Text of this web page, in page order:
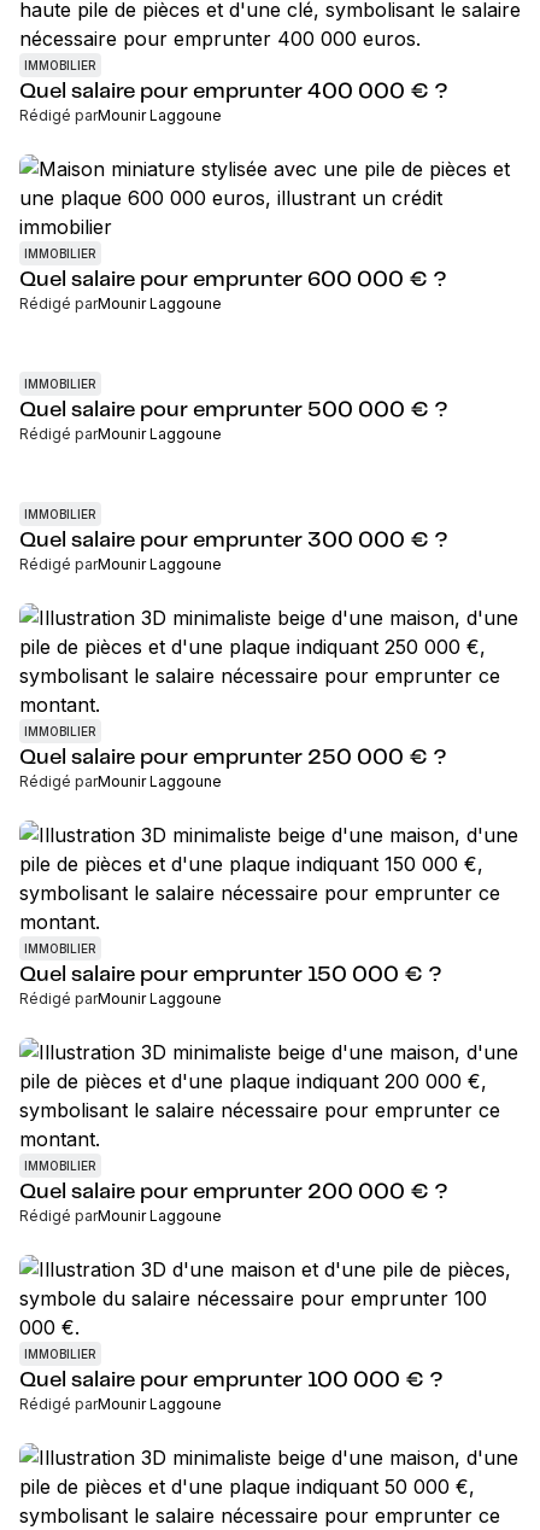
IMMOBILIER
Quel salaire pour emprunter 400 000 € ?
Rédigé parMounir Laggoune
IMMOBILIER
Quel salaire pour emprunter 600 000 € ?
Rédigé parMounir Laggoune
IMMOBILIER
Quel salaire pour emprunter 500 000 € ?
Rédigé parMounir Laggoune
IMMOBILIER
Quel salaire pour emprunter 300 000 € ?
Rédigé parMounir Laggoune
IMMOBILIER
Quel salaire pour emprunter 250 000 € ?
Rédigé parMounir Laggoune
IMMOBILIER
Quel salaire pour emprunter 150 000 € ?
Rédigé parMounir Laggoune
IMMOBILIER
Quel salaire pour emprunter 200 000 € ?
Rédigé parMounir Laggoune
IMMOBILIER
Quel salaire pour emprunter 100 000 € ?
Rédigé parMounir Laggoune